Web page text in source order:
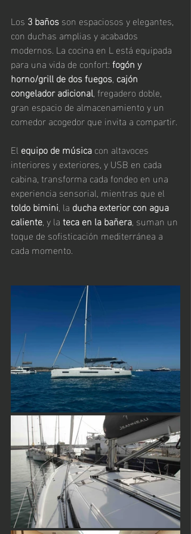
Los 3 baños son espaciosos y elegantes,
con duchas amplias y acabados
modernos. La cocina en L está equipada
para una vida de confort: fogón y
horno/grill de dos fuegos, cajón
congelador adicional, fregadero doble,
gran espacio de almacenamiento y un
comedor acogedor que invita a compartir.
El equipo de música con altavoces
interiores y exteriores, y USB en cada
cabina, transforma cada fondeo en una
experiencia sensorial, mientras que el
toldo bimini, la ducha exterior con agua
caliente, y la teca en la bañera, suman un
toque de sofisticación mediterránea a
cada momento.